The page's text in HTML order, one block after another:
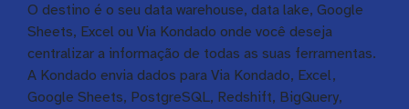
O destino é o seu data warehouse, data lake, Google
Sheets, Excel ou Via Kondado onde você deseja
centralizar a informação de todas as suas ferramentas.
A Kondado envia dados para Via Kondado, Excel,
Google Sheets, PostgreSQL, Redshift, BigQuery,